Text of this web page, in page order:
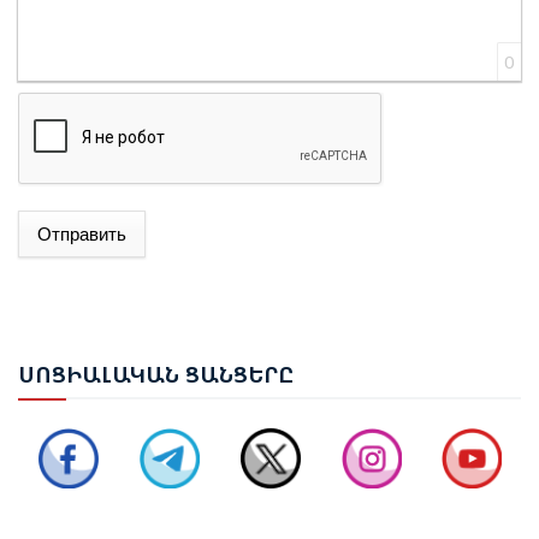
0
Отправить
ՍՈՑԻԱԼԱԿԱՆ ՑԱՆՑԵՐԸ
ԱԴՐԲԵՋԱՆԻ ԱԳ ՆԱԽԱՐԱՐ ՋԵՅՀՈՒՆ ԲԱՅՐԱՄՈՎԸ
ՊԱՇՏՈՆԱԿԱՆ ԱՅՑՈՎ ԺԱՄԱՆԵԼ Է ՈՒԿՐԱԻՆԱ
ԱՇԽԱՏԱՆՔԱՅԻՆ ԽՄԲԻ ՀԱՆԴԻՊՈՒՄԸ
ՔՆՆԱՐԿՎԵԼ Է ՀՀ ԿԱՌԱՎԱՐՈՒԹՅԱՆ 2026–2031
ԹՎԱԿԱՆՆԵՐԻ ԾՐԱԳՐԻ ՆԱԽԱԳԻԾԸ